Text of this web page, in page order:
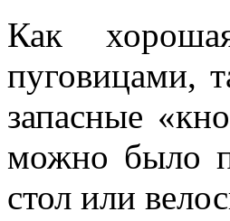
Как
пуговицами,
запасные
можно было
стол или